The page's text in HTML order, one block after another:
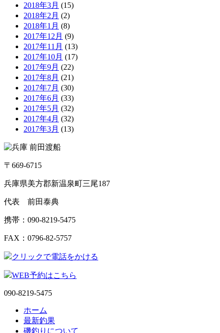
2018年3月 (15)
2018年2月 (2)
2018年1月 (8)
2017年12月 (9)
2017年11月 (13)
2017年10月 (17)
2017年9月 (22)
2017年8月 (21)
2017年7月 (30)
2017年6月 (33)
2017年5月 (32)
2017年4月 (32)
2017年3月 (13)
〒669-6715
兵庫県美方郡新温泉町三尾187
代表 前田泰典
携帯：090-8219-5475
FAX：0796-82-5757
クリックで電話をかける
WEB予約はこちら
090-8219-5475
ホーム
最新釣果
磯釣りについて